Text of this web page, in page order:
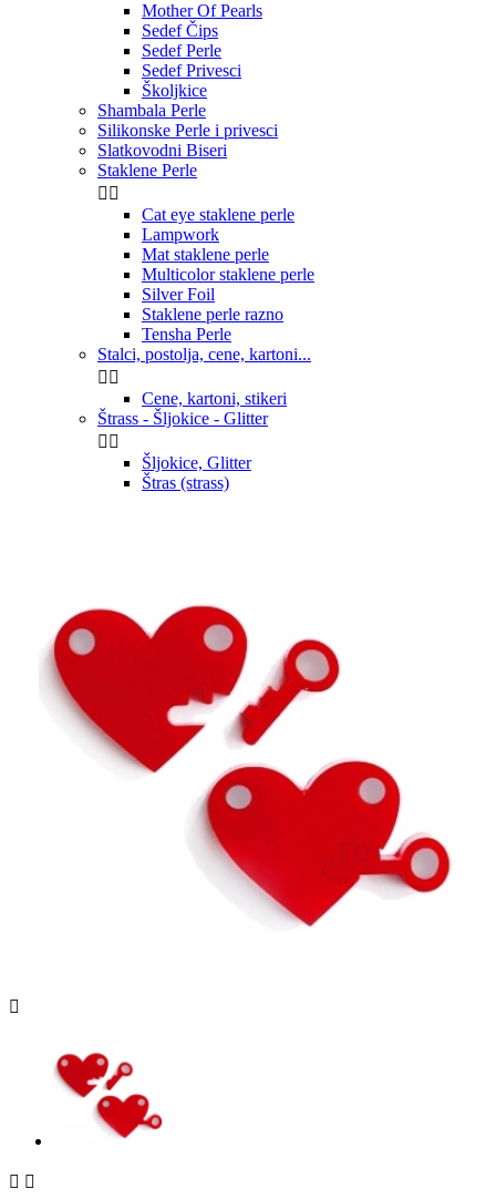
Mother Of Pearls
Sedef Čips
Sedef Perle
Sedef Privesci
Školjkice
Shambala Perle
Silikonske Perle i privesci
Slatkovodni Biseri
Staklene Perle
 
Cat eye staklene perle
Lampwork
Mat staklene perle
Multicolor staklene perle
Silver Foil
Staklene perle razno
Tensha Perle
Stalci, postolja, cene, kartoni...
 
Cene, kartoni, stikeri
Štrass - Šljokice - Glitter
 
Šljokice, Glitter
Štras (strass)

 